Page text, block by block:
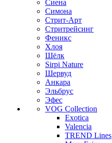
Сиена
Симона
Стрит-Арт
Стритрейсинг
Феникс
Хлоя
Шёлк
Sirpi Nature
Шервуд
Анкара
Эльбрус
Эфес
VOG Collection
Exotica
Valencia
TREND Lines